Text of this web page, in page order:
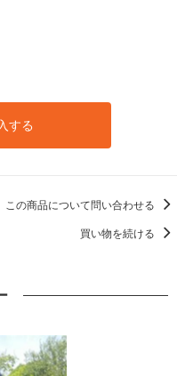
する
この商品について問い合わせる
買い物を続ける